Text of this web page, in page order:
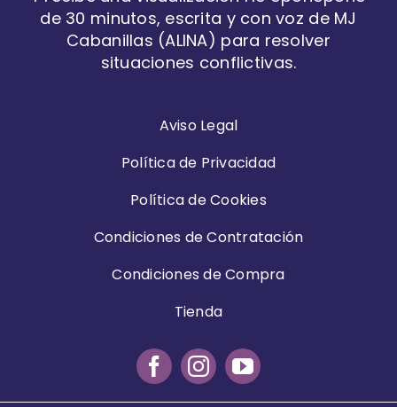
de 30 minutos, escrita y con voz de MJ
Cabanillas (ALINA) para resolver
situaciones conflictivas.
Aviso Legal
Política de Privacidad
Política de Cookies
Condiciones de Contratación
Condiciones de Compra
Tienda